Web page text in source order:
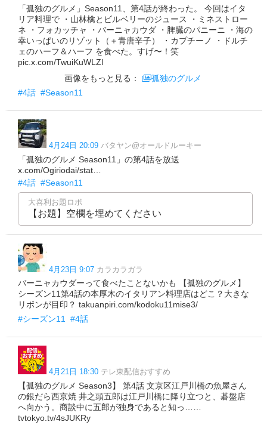
「孤独のグルメ」Season11、第4話が終わった。 今回はイタ
リア料理で ・山林檎とビルベリーのジュース ・ミネストロー
ネ ・フォカッチャ ・バーニャカウダ ・脾臓のパニーニ ・海の
幸いっぱいのリゾット（＋青唐辛子） ・カプチーノ ・ドルチ
ェのハーフ＆ハーフ を食べた。すげ〜！笑
pic.x.com/TwuiKuWLZl
画像をもっと見る：
孤独のグルメ
#4話 #Season11
4月24日 20:09 バタヤン@オールドルーキー
「孤独のグルメ Season11」の第4話を放送
x.com/Ogiriodai/stat…
#4話 #Season11
大喜利お題ロボ
【お題】空欄を埋めてください
4月23日 9:07 カラカラガラ
バーニャカウダーって食べたことないかも 【孤独のグルメ】
シーズン11第4話の本厚木のイタリアン料理店はどこ？大きな
リボンが目印？ takuanpiri.com/kodoku11mise3/
#シーズン11
#4話
4月21日 18:30 テレ東配信おすすめ
【孤独のグルメ Season3】 第4話 文京区江戸川橋の魚屋さん
の銀だら西京焼 井之頭五郎は江戸川橋に降り立つと、碁盤店
へ向かう。商談中に五郎が独身であると知っ……
tvtokyo.tv/4sJUKRy